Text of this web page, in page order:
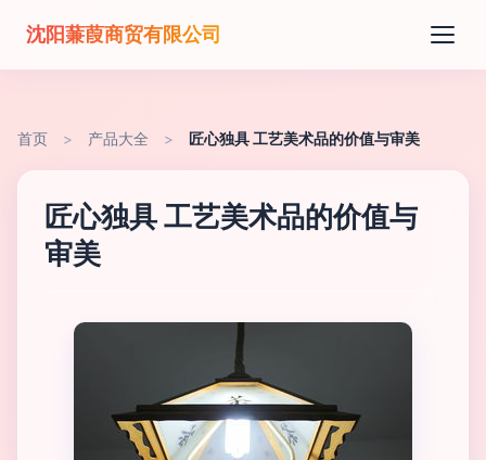
沈阳蒹葭商贸有限公司
首页 > 产品大全 > 匠心独具 工艺美术品的价值与审美
匠心独具 工艺美术品的价值与
审美